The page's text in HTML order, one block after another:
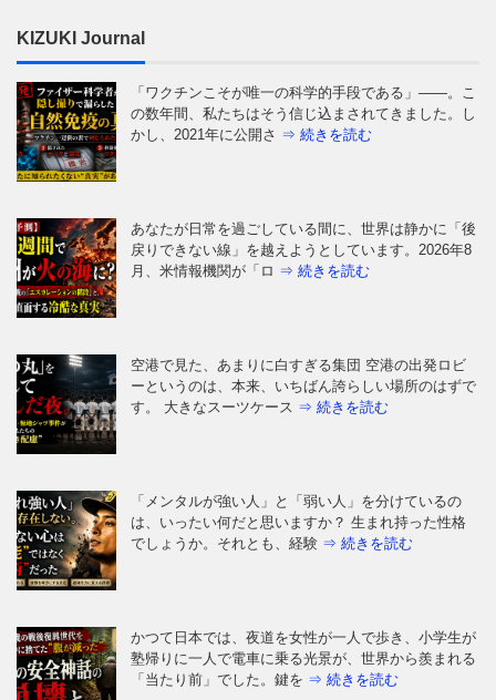
KIZUKI Journal
「ワクチンこそが唯一の科学的手段である」——。こ
の数年間、私たちはそう信じ込まされてきました。し
かし、2021年に公開さ ⇒ 続きを読む
あなたが日常を過ごしている間に、世界は静かに「後
戻りできない線」を越えようとしています。2026年8
月、米情報機関が「ロ ⇒ 続きを読む
空港で見た、あまりに白すぎる集団 空港の出発ロビ
ーというのは、本来、いちばん誇らしい場所のはずで
す。 大きなスーツケース ⇒ 続きを読む
「メンタルが強い人」と「弱い人」を分けているの
は、いったい何だと思いますか？ 生まれ持った性格
でしょうか。それとも、経験 ⇒ 続きを読む
かつて日本では、夜道を女性が一人で歩き、小学生が
塾帰りに一人で電車に乗る光景が、世界から羨まれる
「当たり前」でした。鍵を ⇒ 続きを読む